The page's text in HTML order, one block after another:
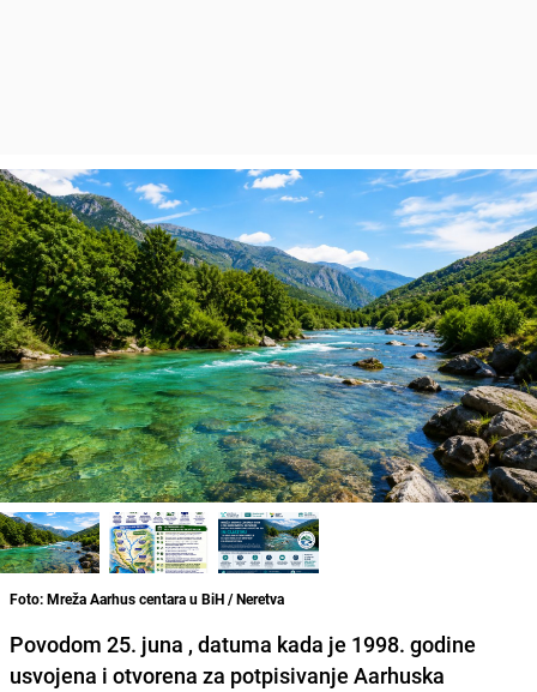
Foto: Mreža Aarhus centara u BiH / Neretva
Povodom 25. juna , datuma kada je 1998. godine
usvojena i otvorena za potpisivanje Aarhuska